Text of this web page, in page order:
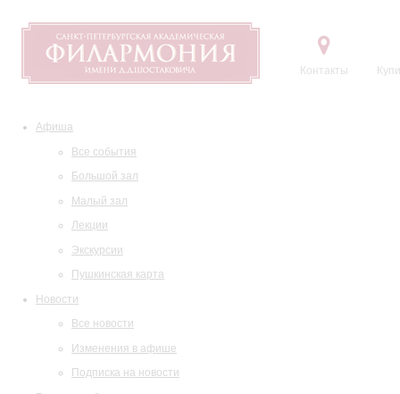
Контакты
Афиша
Все события
Большой зал
Малый зал
Лекции
Экскурсии
Пушкинская карта
Новости
Все новости
Изменения в афише
Подписка на новости